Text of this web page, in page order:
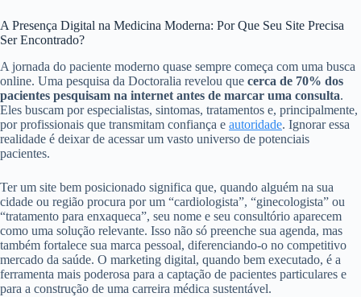
A Presença Digital na Medicina Moderna: Por Que Seu Site Precisa
Ser Encontrado?
A jornada do paciente moderno quase sempre começa com uma busca
online. Uma pesquisa da Doctoralia revelou que cerca de 70% dos
pacientes pesquisam na internet antes de marcar uma consulta.
Eles buscam por especialistas, sintomas, tratamentos e, principalmente,
por profissionais que transmitam confiança e autoridade. Ignorar essa
realidade é deixar de acessar um vasto universo de potenciais
pacientes.
Ter um site bem posicionado significa que, quando alguém na sua
cidade ou região procura por um “cardiologista”, “ginecologista” ou
“tratamento para enxaqueca”, seu nome e seu consultório aparecem
como uma solução relevante. Isso não só preenche sua agenda, mas
também fortalece sua marca pessoal, diferenciando-o no competitivo
mercado da saúde. O marketing digital, quando bem executado, é a
ferramenta mais poderosa para a captação de pacientes particulares e
para a construção de uma carreira médica sustentável.